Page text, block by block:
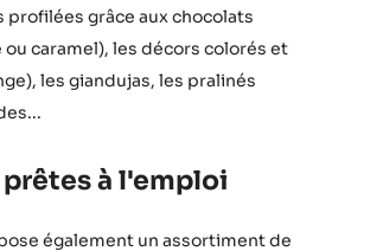
profilées grâce aux chocolats
caramel), les décors colorés et
les giandujas, les pralinés
prêtes à l'emploi
également un assortiment de